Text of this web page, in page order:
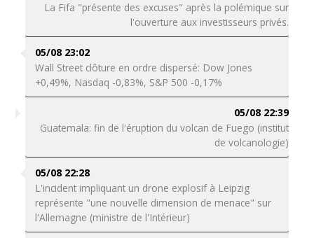
La Fifa "présente des excuses" après la polémique sur
l'ouverture aux investisseurs privés.
05/08 23:02
Wall Street clôture en ordre dispersé: Dow Jones
+0,49%, Nasdaq -0,83%, S&P 500 -0,17%
05/08 22:39
Guatemala: fin de l'éruption du volcan de Fuego (institut
de volcanologie)
05/08 22:28
L'incident impliquant un drone explosif à Leipzig
représente "une nouvelle dimension de menace" sur
l'Allemagne (ministre de l'Intérieur)